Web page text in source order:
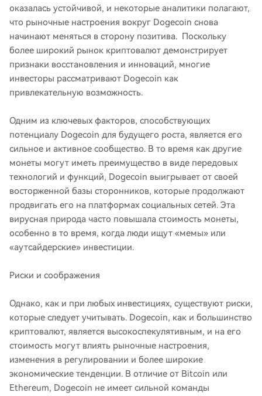
оказалась устойчивой, и некоторые аналитики полагают,
что рыночные настроения вокруг Dogecoin снова
начинают меняться в сторону позитива. Поскольку
более широкий рынок криптовалют демонстрирует
признаки восстановления и инноваций, многие
инвесторы рассматривают Dogecoin как
привлекательную возможность.
Одним из ключевых факторов, способствующих
потенциалу Dogecoin для будущего роста, является его
сильное и активное сообщество. В то время как другие
монеты могут иметь преимущество в виде передовых
технологий и функций, Dogecoin выигрывает от своей
восторженной базы сторонников, которые продолжают
продвигать его на платформах социальных сетей. Эта
вирусная природа часто повышала стоимость монеты,
особенно в то время, когда люди ищут «мемы» или
«аутсайдерские» инвестиции.
Риски и соображения
Однако, как и при любых инвестициях, существуют риски,
которые следует учитывать. Dogecoin, как и большинство
криптовалют, является высокоспекулятивным, и на его
стоимость могут влиять рыночные настроения,
изменения в регулировании и более широкие
экономические тенденции. В отличие от Bitcoin или
Ethereum, Dogecoin не имеет сильной команды